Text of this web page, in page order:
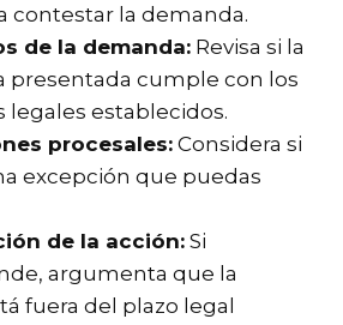
contestar la demanda.
de la demanda: Revisa si la
presentada cumple con los
legales establecidos.
procesales: Considera si
excepción que puedas
de la acción: Si
argumenta que la
fuera del plazo legal